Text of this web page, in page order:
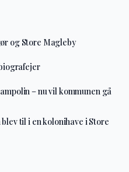
og Store Magleby
– nu vil kommunen gå
til i en kolonihave i Store